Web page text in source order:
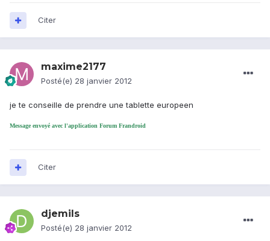
Citer
maxime2177
Posté(e) 28 janvier 2012
je te conseille de prendre une tablette europeen
Message envoyé avec l'application Forum Frandroid
Citer
djemils
Posté(e) 28 janvier 2012